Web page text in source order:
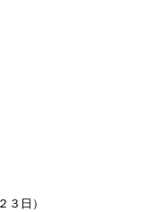
日）